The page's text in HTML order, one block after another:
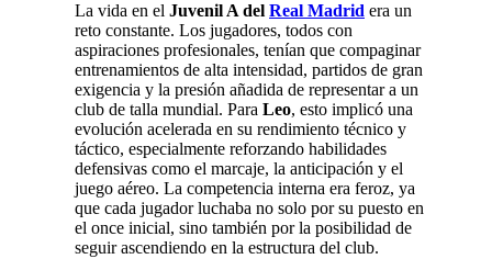
La vida en el Juvenil A del Real Madrid era un
reto constante. Los jugadores, todos con
aspiraciones profesionales, tenían que compaginar
entrenamientos de alta intensidad, partidos de gran
exigencia y la presión añadida de representar a un
club de talla mundial. Para Leo, esto implicó una
evolución acelerada en su rendimiento técnico y
táctico, especialmente reforzando habilidades
defensivas como el marcaje, la anticipación y el
juego aéreo. La competencia interna era feroz, ya
que cada jugador luchaba no solo por su puesto en
el once inicial, sino también por la posibilidad de
seguir ascendiendo en la estructura del club.